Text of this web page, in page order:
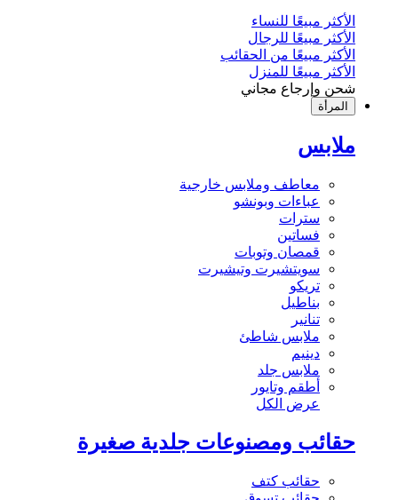
الأكثر مبيعًا للنساء
الأكثر مبيعًا للرجال
الأكثر مبيعًا من الحقائب
الأكثر مبيعًا للمنزل
شحن وإرجاع مجاني
المرأة
ملابس
معاطف وملابس خارجية
عباءات وبونشو
سترات
فساتين
قمصان وتوبات
سويتشيرت وتيشيرت
تريكو
بناطيل
تنانير
ملابس شاطئ
دينيم
ملابس جلد
أطقم وتايور
عرض الكل
حقائب ومصنوعات جلدية صغيرة
حقائب كتف